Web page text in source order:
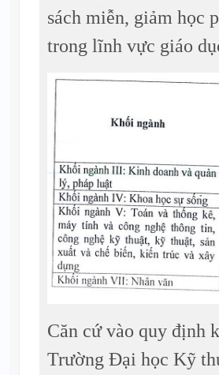
sách miễn, giảm học
trong lĩnh vực giáo
Căn cứ vào quy định
Trường Đại học Kỹ